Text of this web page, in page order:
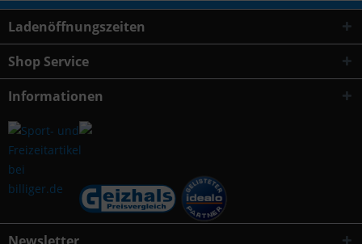
Ladenöffnungszeiten
Shop Service
Informationen